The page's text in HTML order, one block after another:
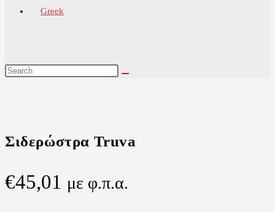
Greek
Σιδερώστρα Truva
€45,01 με φ.π.α.